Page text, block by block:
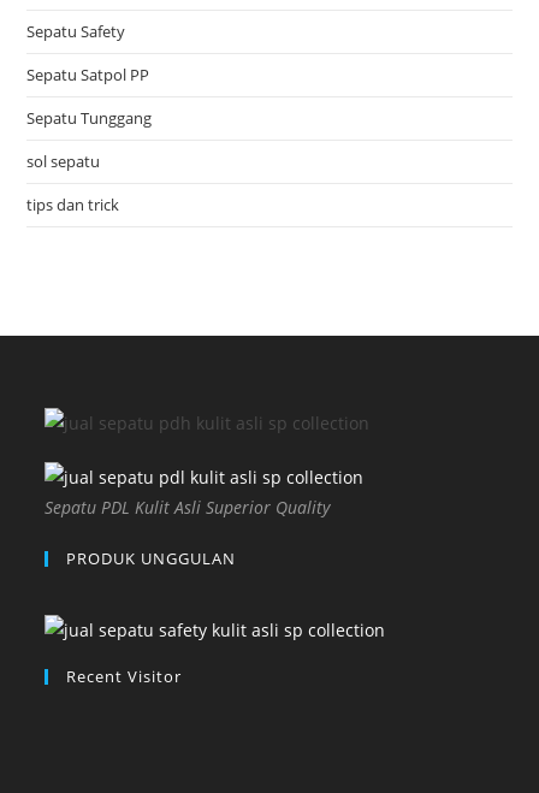
Sepatu Safety
Sepatu Satpol PP
Sepatu Tunggang
sol sepatu
tips dan trick
Sepatu PDL Kulit Asli Superior Quality
PRODUK UNGGULAN
Recent Visitor